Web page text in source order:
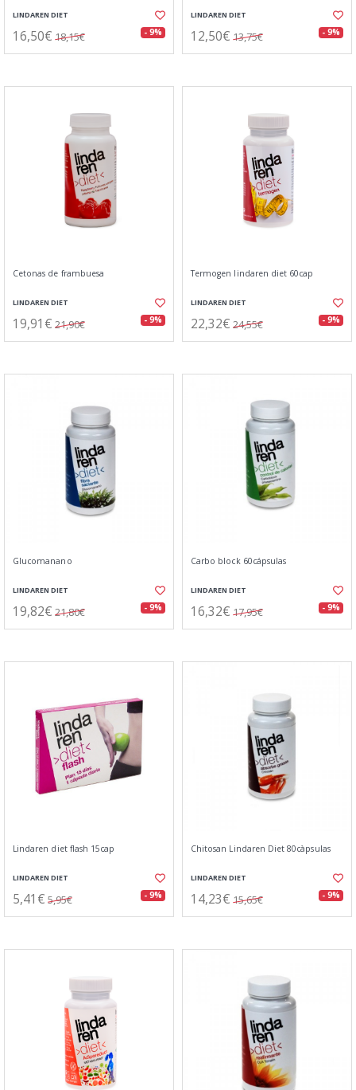
LINDAREN DIET
16,50€ 18,15€ - 9%
LINDAREN DIET
12,50€ 13,75€ - 9%
Cetonas de frambuesa
LINDAREN DIET
19,91€ 21,90€ - 9%
Termogen lindaren diet 60cap
LINDAREN DIET
22,32€ 24,55€ - 9%
Glucomanano
LINDAREN DIET
19,82€ 21,80€ - 9%
Carbo block 60cápsulas
LINDAREN DIET
16,32€ 17,95€ - 9%
Lindaren diet flash 15cap
LINDAREN DIET
5,41€ 5,95€ - 9%
Chitosan Lindaren Diet 80càpsulas
LINDAREN DIET
14,23€ 15,65€ - 9%